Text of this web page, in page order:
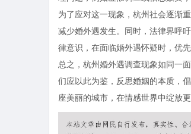
为了应对这一现象，杭州社会逐渐
减少婚外遇发生。同时，法律界呼
律意识，在面临婚外遇怀疑时，优
总之，杭州婚外遇调查现象如同一
们应以此为鉴，反思婚姻的本质，
座美丽的城市，在情感世界中绽放更